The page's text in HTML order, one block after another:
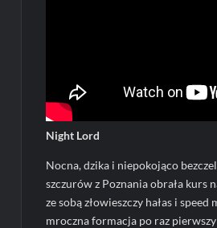
Night Lord
Nocna, dzika i niepokojąco
szczurów z Poznania obrała kurs
ze sobą złowieszczy hałas i speed
mroczna formacja po raz pierwszy